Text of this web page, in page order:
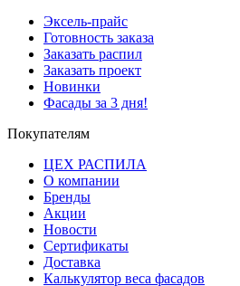
Эксель-прайс
Готовность заказа
Заказать распил
Заказать проект
Новинки
Фасады за 3 дня!
Покупателям
ЦЕХ РАСПИЛА
О компании
Бренды
Акции
Новости
Сертификаты
Доставка
Калькулятор веса фасадов